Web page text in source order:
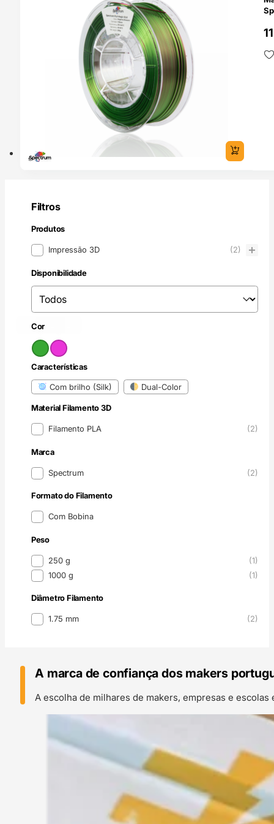
Filtros
Produtos
ProdutosImpressão 3D (2)
Disponibilidade
Disponibilidade
Disponibilidade
Cor
Cor
VerdeRosa
Características
Características
Com brilho (Silk) Dual-Color
Material Filamento 3D
Material Filamento 3D
Filamento PLA (2)
Marca
MarcaSpectrum (2)
Formato do Filamento
Formato do Filamento
Com Bobina
Peso
Peso250 g
(1)
1000 g
(1)
Diâmetro Filamento
Diâmetro Filamento
1.75 mm (2)
A marca de confiança dos makers
A escolha de milhares de makers, empresas e escolas